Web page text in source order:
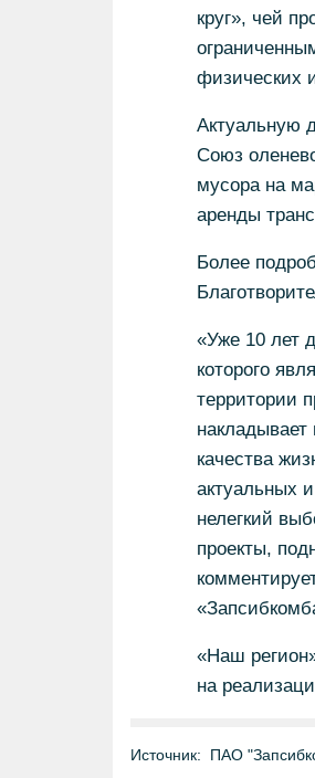
круг», чей
физических
Актуальную
Союз
мусора на
аренды
Более
«Уже 10 лет
которого
территории
качества
актуальных
нелегкий
проекты,
«Наш
на
Источник: ПАО